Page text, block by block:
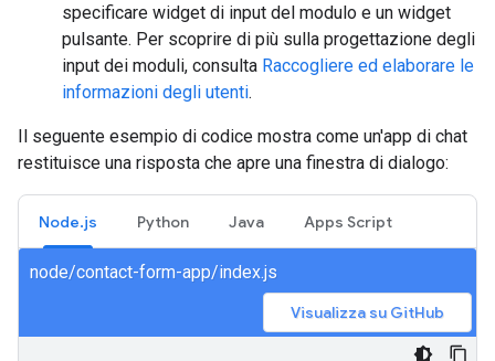
specificare widget di input del modulo e un widget
pulsante. Per scoprire di più sulla progettazione degli
input dei moduli, consulta Raccogliere ed elaborare le
informazioni degli utenti.
Il seguente esempio di codice mostra come un'app di chat
restituisce una risposta che apre una finestra di dialogo:
Node.js Python Java Apps Script
node/contact-form-app/index.js
Visualizza su GitHub